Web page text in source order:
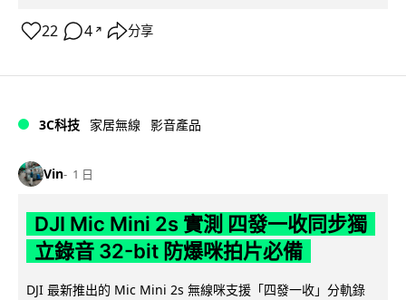
22 4 ↗ 分享
3C科技 家居無線 影音產品
Vin 1 日
DJI Mic Mini 2s 實測 四發一收同步獨
立錄音 32-bit 防爆咪拍片必備
DJI 最新推出的 Mic Mini 2s 無線咪支援「四發一收」分軌錄